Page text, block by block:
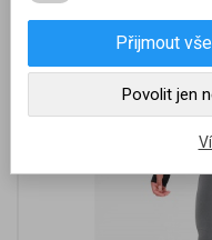
skupiny:
Přijmout
Povolit jen